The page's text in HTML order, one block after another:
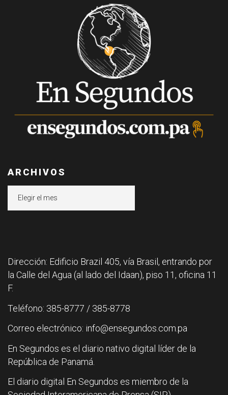
ARCHIVOS
Dirección: Edificio Brazil 405, vía Brasil, entrando por
la Calle del Agua (al lado del Idaan), piso 11, oficina 11
F.
Teléfono: 385-8777 / 385-8778
Correo electrónico: info@ensegundos.com.pa
En Segundos es el diario nativo digital líder de la
República de Panamá.
El diario digital En Segundos es miembro de la